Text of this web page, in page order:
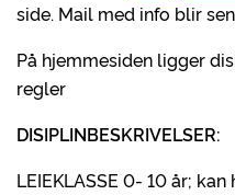
side. Mail med info blir
På hjemmesiden ligger
regler
DISIPLINBESKRIVELSER:
LEIEKLASSE 0- 10 år;